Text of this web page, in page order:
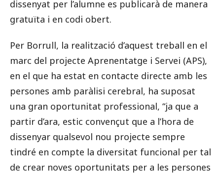
dissenyat per l’alumne es publicarà de manera
gratuïta i en codi obert.
Per Borrull, la realització d’aquest treball en el
marc del projecte Aprenentatge i Servei (APS),
en el que ha estat en contacte directe amb les
persones amb paràlisi cerebral, ha suposat
una gran oportunitat professional, “ja que a
partir d’ara, estic convençut que a l’hora de
dissenyar qualsevol nou projecte sempre
tindré en compte la diversitat funcional per tal
de crear noves oportunitats per a les persones